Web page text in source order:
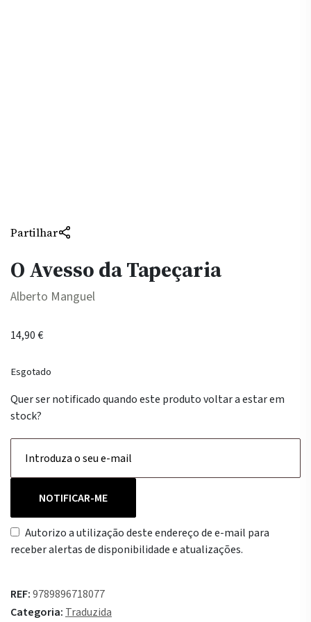
Partilhar
O Avesso da Tapeçaria
Alberto Manguel
14,90€
Esgotado
Quer ser notificado quando este produto voltar a estar em
stock?
NOTIFICAR-ME
Autorizo a utilização deste endereço de e-mail para
receber alertas de disponibilidade e atualizações.
REF:9789896718077
Categoria:Traduzida